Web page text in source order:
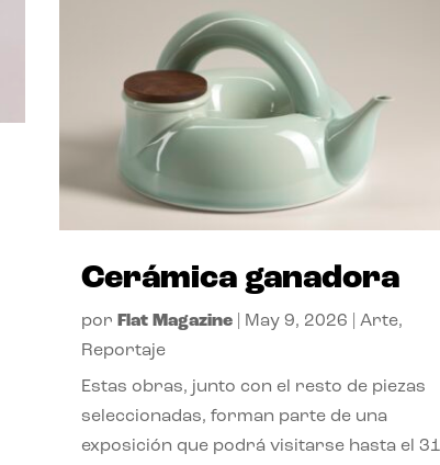
Cerámica ganadora
por Flat Magazine| May 9, 2026 Arte,
Reportaje
Estas obras, junto con el resto de piezas
seleccionadas, forman parte de una
exposición que podrá visitarse hasta el 31